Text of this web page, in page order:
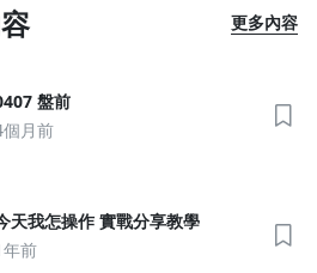
更多內容
盤前
月前
天我怎操作 實戰分享教學
年前